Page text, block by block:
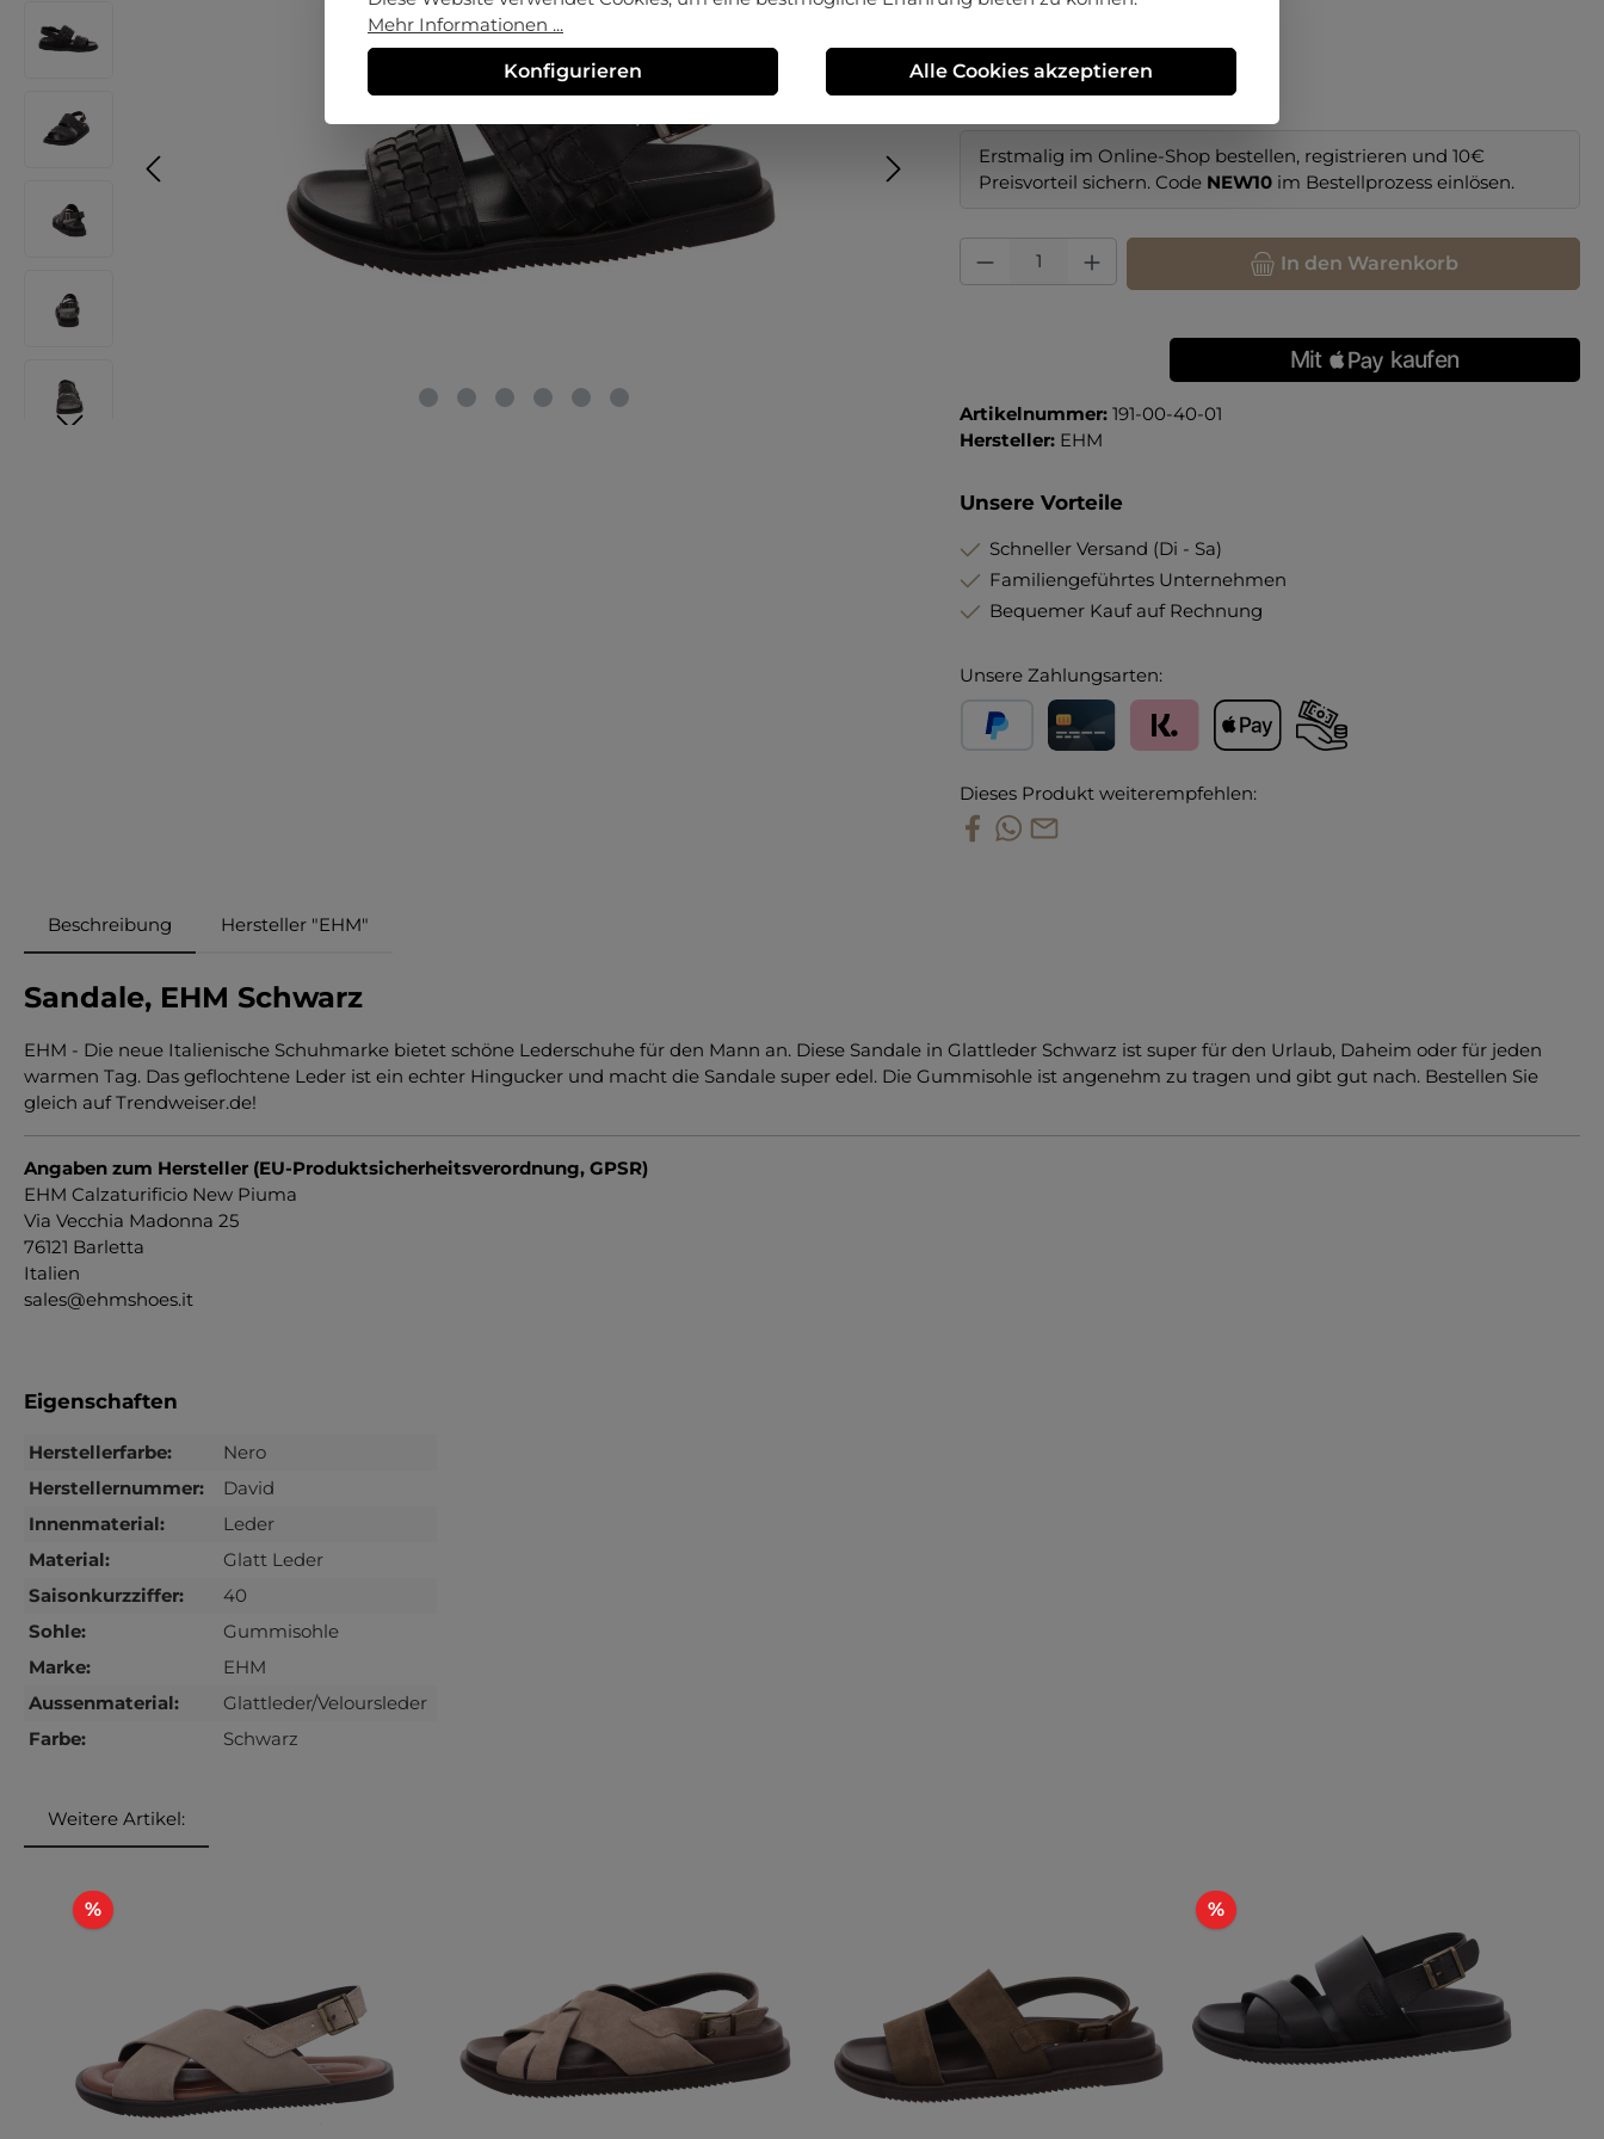
40 45 46
Erstmalig im Online-Shop bestellen, registrieren und 10€
Preisvorteil sichern. Code NEW10 im Bestellprozess einlösen.
Produkt Anzahl: Gib den gewünschten Wert ein oder benutze die
In den Warenkorb
Artikelnummer: 191-00-40-01
Hersteller: EHM
Unsere Vorteile
Schneller Versand (Di - Sa)
Familiengeführtes Unternehmen
Bequemer Kauf auf Rechnung
Unsere Zahlungsarten:
Dieses Produkt weiterempfehlen:
Beschreibung Hersteller "EHM"
Sandale, EHM Schwarz
EHM - Die neue Italienische Schuhmarke bietet schöne Lederschuhe für den Mann an. Diese Sandale in Glattleder Schwarz ist super für den Urlaub, Daheim oder für jeden
warmen Tag. Das geflochtene Leder ist ein echter Hingucker und macht die Sandale super edel. Die Gummisohle ist angenehm zu tragen und gibt gut nach. Bestellen Sie
gleich auf Trendweiser.de!
Angaben zum Hersteller (EU-Produktsicherheitsverordnung, GPSR)
EHM Calzaturificio New Piuma
Via Vecchia Madonna 25
76121 Barletta
Italien
sales@ehmshoes.it
Eigenschaften
Herstellerfarbe:
Nero
Herstellernummer:
David
Innenmaterial:
Leder
Material:
Glatt Leder
Saisonkurzziffer:
40
Sohle:
Gummisohle
Marke:
EHM
Aussenmaterial:
Glattleder/Veloursleder
Farbe:
Schwarz
Weitere Artikel:
%Rabatt %Rabatt
Mehr Informationen ...
Konfigurieren Alle Cookies akzeptieren